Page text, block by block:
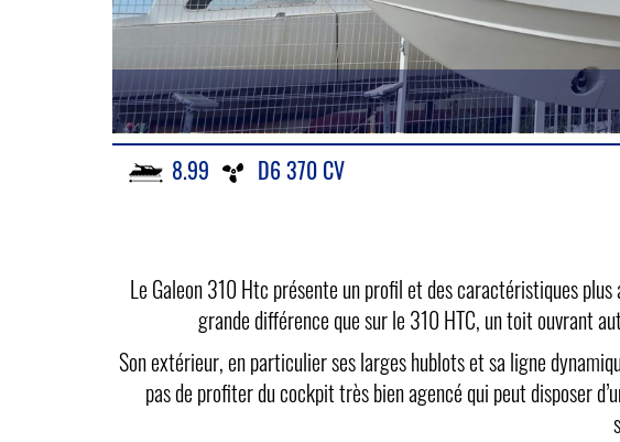
8.99 D6 370 CV
Le Galeon 310 Htc présente un profil et des caractéristiques
grande différence que sur le 310 HTC, un toit ouvrant
Son extérieur, en particulier ses larges hublots et sa ligne
pas de profiter du cockpit très bien agencé qui peut disposer